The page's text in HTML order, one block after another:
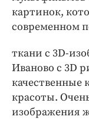
картинок,
современном
ткани с 3D-
Иваново с 3D
качественные
красоты.
изображения